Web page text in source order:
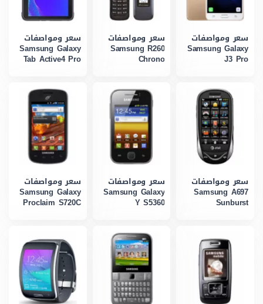
سعر ومواصفات
Samsung Galaxy
J3 Pro
سعر ومواصفات
Samsung R260
Chrono
سعر ومواصفات
Samsung Galaxy
Tab Active4 Pro
سعر ومواصفات
Samsung A697
Sunburst
سعر ومواصفات
Samsung Galaxy
Y S5360
سعر ومواصفات
Samsung Galaxy
Proclaim S720C